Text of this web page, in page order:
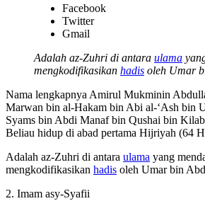
Facebook
Twitter
Gmail
Adalah az-Zuhri di antara ulama
mengkodifikasikan hadis oleh Umar
Nama lengkapnya Amirul Mukminin
Marwan bin al-Hakam bin Abi al-‘Ash bin
Syams bin Abdi Manaf bin Qushai bin
Beliau hidup di abad pertama Hijriyah (64
Adalah az-Zuhri di antara ulama yang
mengkodifikasikan hadis oleh Umar bin
2. Imam asy-Syafii